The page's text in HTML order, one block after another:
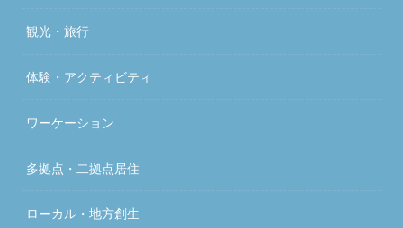
観光・旅行
体験・アクティビティ
ワーケーション
多拠点・二拠点居住
ローカル・地方創生